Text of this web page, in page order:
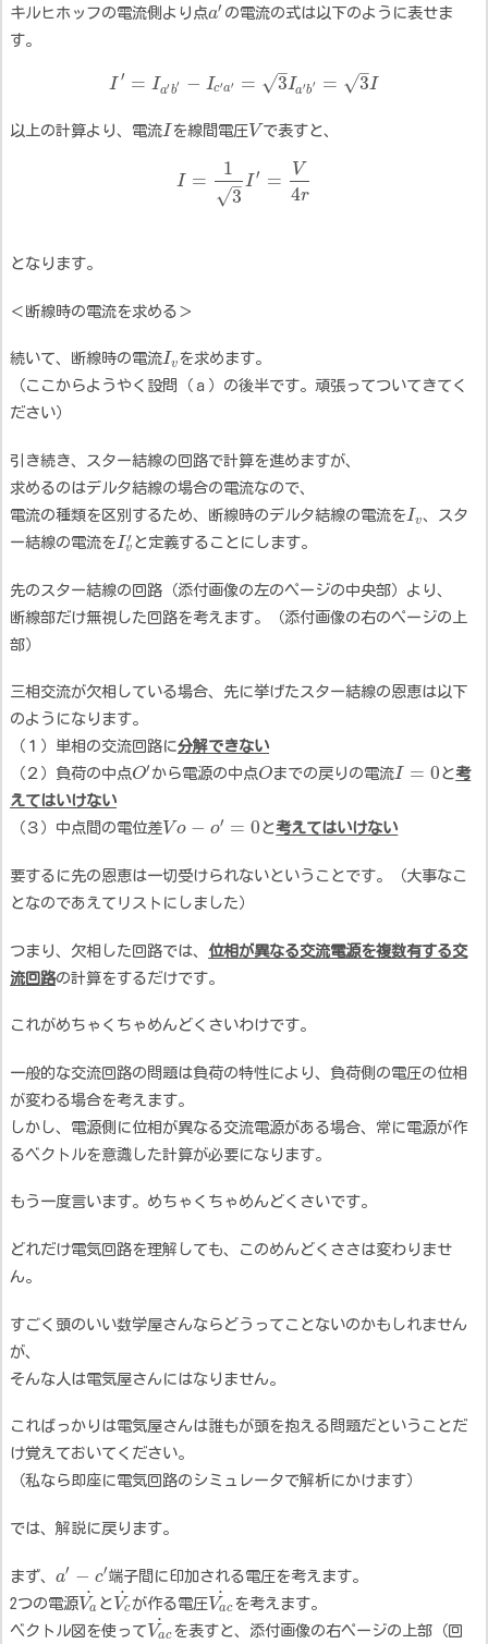
キルヒホッフの電流側より点a′ の電流の式は以下のように表せま
す。
I ′ = Ia′b′ − Ic′a′ = 3
–
√ Ia′b′ = 3
–
√ I
以上の計算より、電流I を線間電圧V で表すと、
I =
1
3
–
√
I ′ =
V
4r
となります。
＜断線時の電流を求める＞
続いて、断線時の電流Iv を求めます。
（ここからようやく設問（ａ）の後半です。頑張ってついてきてく
ださい）
引き続き、スター結線の回路で計算を進めますが、
求めるのはデルタ結線の場合の電流なので、
電流の種類を区別するため、断線時のデルタ結線の電流をIv、スタ
ー結線の電流をI ′
v と定義することにします。
先のスター結線の回路（添付画像の左のページの中央部）より、
断線部だけ無視した回路を考えます。（添付画像の右のページの上
部）
三相交流が欠相している場合、先に挙げたスター結線の恩恵は以下
のようになります。
（１）単相の交流回路に分解できない
（２）負荷の中点O′ から電源の中点Oまでの戻りの電流I = 0 と考
えてはいけない
（３）中点間の電位差Vo − o′ = 0 と考えてはいけない
要するに先の恩恵は一切受けられないということです。（大事なこ
となのであえてリストにしました）
つまり、欠相した回路では、 位相が異なる交流電源を複数有する交
流回路の計算をするだけです。
これがめちゃくちゃめんどくさいわけです。
一般的な交流回路の問題は負荷の特性により、負荷側の電圧の位相
が変わる場合を考えます。
しかし、電源側に位相が異なる交流電源がある場合、常に電源が作
るベクトルを意識した計算が必要になります。
もう一度言います。めちゃくちゃめんどくさいです。
どれだけ電気回路を理解しても、このめんどくささは変わりませ
ん。
すごく頭のいい数学屋さんならどうってことないのかもしれません
が、
そんな人は電気屋さんにはなりません。
こればっかりは電気屋さんは誰もが頭を抱える問題だということだ
け覚えておいてください。
（私なら即座に電気回路のシミュレータで解析にかけます）
では、解説に戻ります。
まず、 a′ − c′端子間に印加される電圧を考えます。
2つの電源Va
˙ と Vc
˙ が作る電圧Vac
˙
を考えます。
ベクトル図を使って Vac
˙
を表すと、添付画像の右ページの上部（回